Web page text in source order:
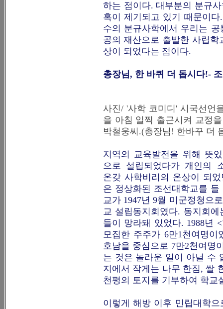
하는 점이다. 대부분의 분규
혹이 제기되고 있기 때문이
수의 분규사학에서 우리는
공의 재산으로 출발한 사립
상이 되었다는 점이다.
총장님, 한 바퀴 더 돕시다!-
사진/ '사학 코미디' 시국선언
을 아침 일찍 출근시켜 교정
박철웅씨.(총장님! 한바꾸 더
지역의 교육발전을 위해 뜻
으로 설립되었다가 개인의
온갖 사학비리의 온상이 되
은 정상화된 조선대학교를
교가 1947년 9월 미군정청으
교 설립동지회였다. 동지회
들이 망라돼 있었다. 1988년
모집한 주주가 6만1천여명이
호남을 중심으로 7만2천여명
는 것은 놀라운 일이 아닐 수
지에서 작게는 나무 한짐, 쌀
천평의 토지를 기부하여 학교
이렇게 해방 이후 민립대학